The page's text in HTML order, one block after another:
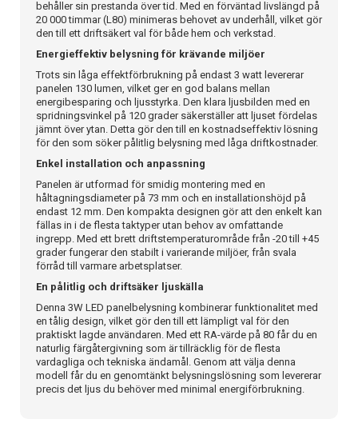
behåller sin prestanda över tid. Med en förväntad livslängd på
20 000 timmar (L80) minimeras behovet av underhåll, vilket gör
den till ett driftsäkert val för både hem och verkstad.
Energieffektiv belysning för krävande miljöer
Trots sin låga effektförbrukning på endast 3 watt levererar
panelen 130 lumen, vilket ger en god balans mellan
energibesparing och ljusstyrka. Den klara ljusbilden med en
spridningsvinkel på 120 grader säkerställer att ljuset fördelas
jämnt över ytan. Detta gör den till en kostnadseffektiv lösning
för den som söker pålitlig belysning med låga driftkostnader.
Enkel installation och anpassning
Panelen är utformad för smidig montering med en
håltagningsdiameter på 73 mm och en installationshöjd på
endast 12 mm. Den kompakta designen gör att den enkelt kan
fällas in i de flesta taktyper utan behov av omfattande
ingrepp. Med ett brett driftstemperaturområde från -20 till +45
grader fungerar den stabilt i varierande miljöer, från svala
förråd till varmare arbetsplatser.
En pålitlig och driftsäker ljuskälla
Denna 3W LED panelbelysning kombinerar funktionalitet med
en tålig design, vilket gör den till ett lämpligt val för den
praktiskt lagde användaren. Med ett RA-värde på 80 får du en
naturlig färgåtergivning som är tillräcklig för de flesta
vardagliga och tekniska ändamål. Genom att välja denna
modell får du en genomtänkt belysningslösning som levererar
precis det ljus du behöver med minimal energiförbrukning.